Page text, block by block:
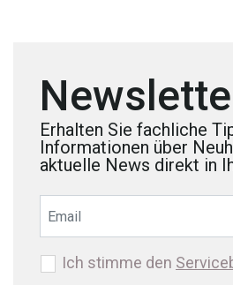
Erhalten Sie fachliche
Informationen über
aktuelle News direkt in
Ich stimme den